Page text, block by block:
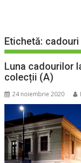
Etichetă: cadouri
Luna cadourilor
colecții (A)
24 noiembrie 2020